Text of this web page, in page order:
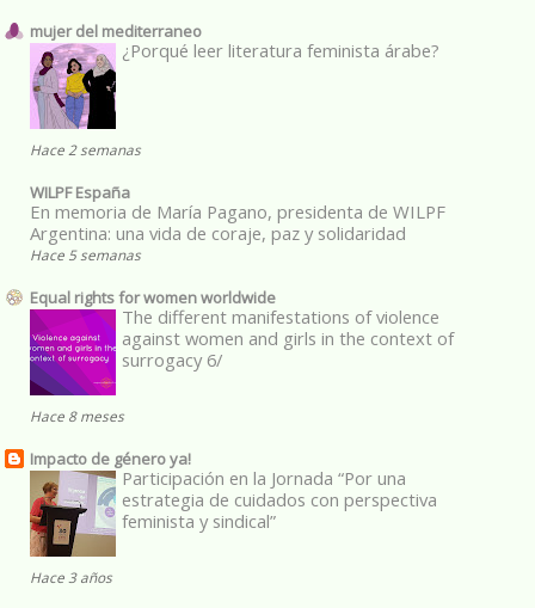
mujer del mediterraneo
¿Porqué leer literatura feminista árabe?
Hace 2 semanas
WILPF España
En memoria de María Pagano, presidenta de WILPF
Argentina: una vida de coraje, paz y solidaridad
Hace 5 semanas
Equal rights for women worldwide
The different manifestations of violence
against women and girls in the context of
surrogacy 6/
Hace 8 meses
Impacto de género ya!
Participación en la Jornada “Por una
estrategia de cuidados con perspectiva
feminista y sindical”
Hace 3 años